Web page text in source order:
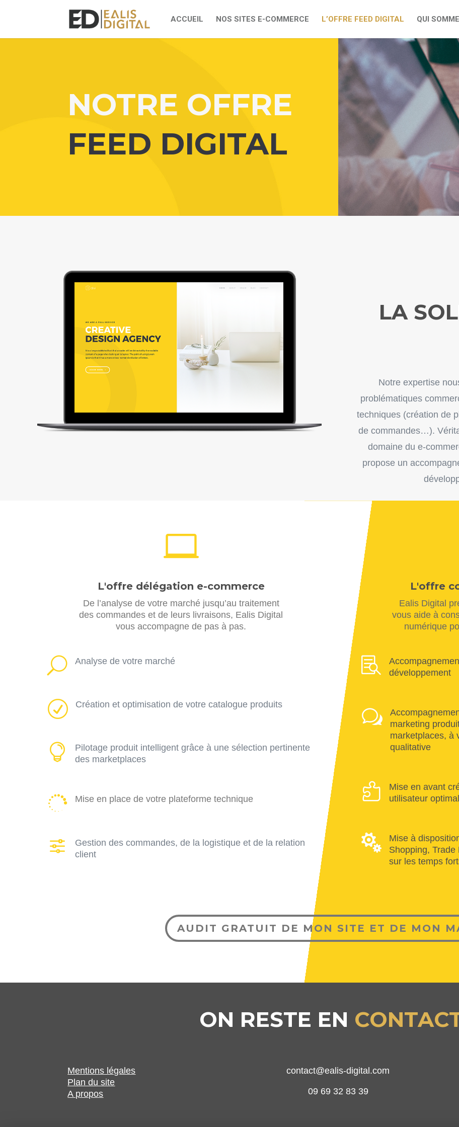
ACCUEIL NOS SITES E-COMMERCE L’OFFRE FEED DIGITAL QUI
NOTRE OFFRE
FEED DIGITAL
LA
Notre expertise
problématiques
techniques (création de
de commandes…).
domaine du e-
propose un

L'offre délégation e-commerce
De l’analyse de votre marché jusqu’au traitement
des commandes et de leurs livraisons, Ealis Digital
vous accompagne de pas à pas.
U Analyse de votre marché
R Création et optimisation de votre catalogue produits

Pilotage produit intelligent grâce à une sélection pertinente
des marketplaces
 Mise en place de votre plateforme technique
f
Gestion des commandes, de la logistique et de la relation
client
L'offre
Ealis Digital
vous aide à
numérique

développement
w
marketing
marketplaces, à
qualitative

Mise en avant
utilisateur

Mise à
Shopping,
sur les temps
AUDIT GRATUIT DE MON SITE ET DE MON
ON RESTE EN
Mentions légales
Plan du site
A propos
contact@ealis-digital.com
09 69 32 83 39